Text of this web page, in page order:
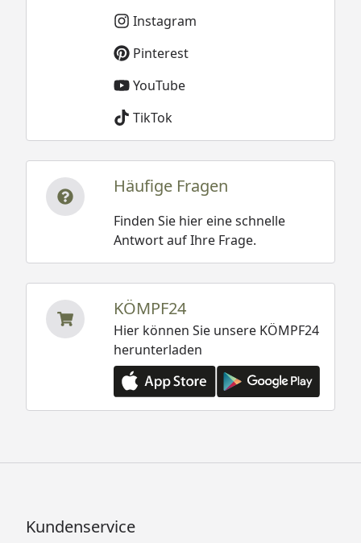
Instagram
Pinterest
YouTube
TikTok
Häufige Fragen
Finden Sie hier eine schnelle
Antwort auf Ihre Frage.
KÖMPF24
Hier können Sie unsere KÖMPF24
herunterladen
Kundenservice